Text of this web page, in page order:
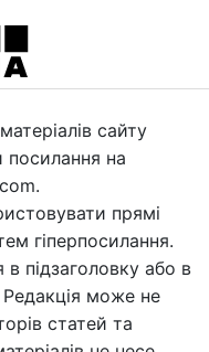
сайту
посилання на
прямі
гіперпосилання.
підзаголовку або в
Редакція може не
статей та